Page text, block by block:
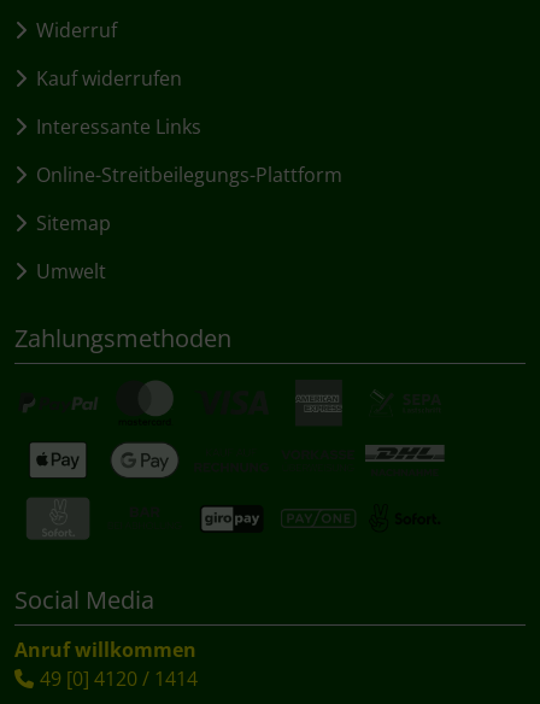
Widerruf
Kauf widerrufen
Interessante Links
Online-Streitbeilegungs-Plattform
Sitemap
Umwelt
Zahlungsmethoden
Social Media
Anruf willkommen
49 [0] 4120 / 1414